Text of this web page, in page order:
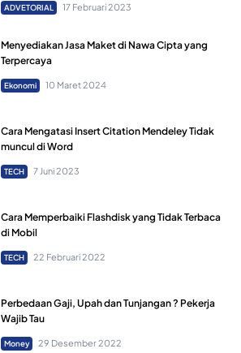
ADVETORIAL 17 Februari 2023
Menyediakan Jasa Maket di Nawa Cipta yang
Terpercaya
Ekonomi 10 Maret 2024
Cara Mengatasi Insert Citation Mendeley Tidak
muncul di Word
TECH 7 Juni 2023
Cara Memperbaiki Flashdisk yang Tidak Terbaca
di Mobil
TECH 22 Februari 2022
Perbedaan Gaji, Upah dan Tunjangan ? Pekerja
Wajib Tau
Money 29 Desember 2022